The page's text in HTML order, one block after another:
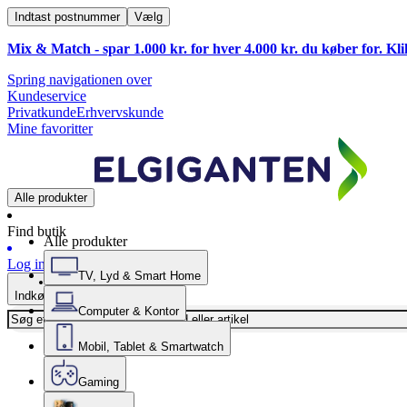
Indtast postnummer Vælg
Mix & Match - spar 1.000 kr. for hver 4.000 kr. du køber for.
Spring navigationen over
Kundeservice
PrivatkundeErhvervskunde
Mine favoritter
Alle produkter
Find butik
Log ind
Indkøbskurv
Alle produkter
TV, Lyd & Smart Home
Computer & Kontor
Mobil, Tablet & Smartwatch
Gaming